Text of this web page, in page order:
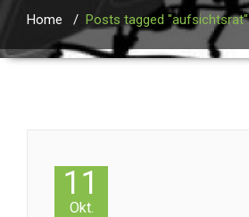
Home / Posts tagged "aufsichtsrat"
11
Okt.